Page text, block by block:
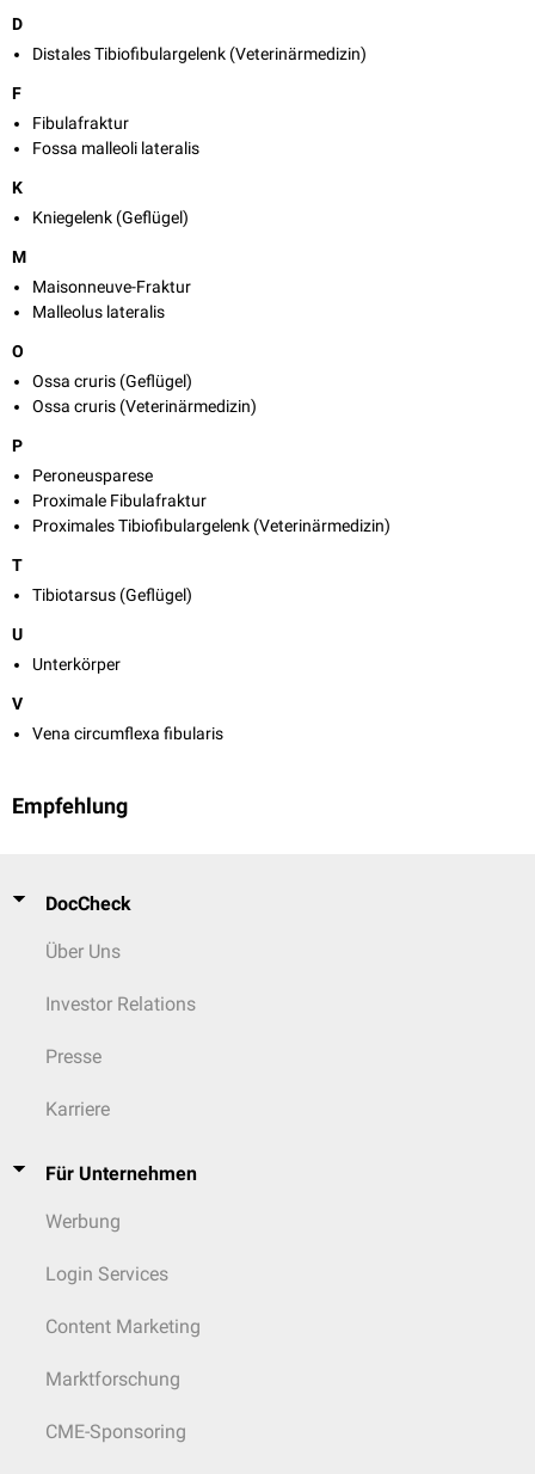
D
Distales Tibiofibulargelenk (Veterinärmedizin)
F
Fibulafraktur
Fossa malleoli lateralis
K
Kniegelenk (Geflügel)
M
Maisonneuve-Fraktur
Malleolus lateralis
O
Ossa cruris (Geflügel)
Ossa cruris (Veterinärmedizin)
P
Peroneusparese
Proximale Fibulafraktur
Proximales Tibiofibulargelenk (Veterinärmedizin)
T
Tibiotarsus (Geflügel)
U
Unterkörper
V
Vena circumflexa fibularis
Empfehlung
DocCheck
Über Uns
Investor Relations
Presse
Karriere
Für Unternehmen
Werbung
Login Services
Content Marketing
Marktforschung
CME-Sponsoring